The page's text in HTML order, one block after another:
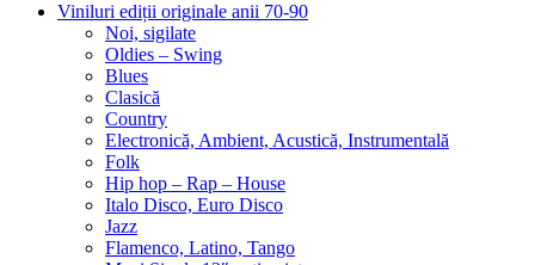
Viniluri ediții originale anii 70-90
Noi, sigilate
Oldies – Swing
Blues
Clasică
Country
Electronică, Ambient, Acustică, Instrumentală
Folk
Hip hop – Rap – House
Italo Disco, Euro Disco
Jazz
Flamenco, Latino, Tango